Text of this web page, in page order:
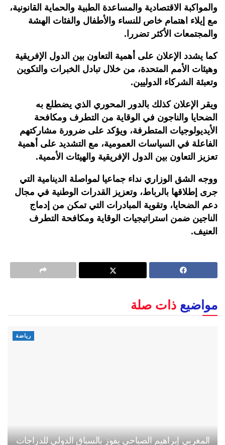
والمواكبة الاقتصادية والمساعدة الطبية والحماية القانونية،
مع إيلاء اهتمام خاص للنساء والأطفال والفئات الهشة
والمجتمعات الأكثر تضررا.
كما يشدد الإعلان على أهمية التعاون بين الدول الإفريقية
وهيئات الأمم المتحدة، من خلال تبادل الخبرات والتكوين
وتعبئة الشركاء الدوليين.
ويقر الإعلان كذلك بالدور المحوري الذي يضطلع به
الضحايا والناجون في الوقاية من التطرف ومكافحة
الأيديولوجيات المتطرفة، ويؤكد على ضرورة مشاركتهم
الفاعلة في السياسات العمومية، مع التشديد على أهمية
تعزيز التعاون بين الدول الإفريقية والهيئات الأممية.
ووجه الشق الوزاري نداء جماعيا لمواصلة الدينامية التي
جرى إطلاقها بالرباط، وتعزيز القدرات الوطنية في مجال
دعم الضحايا، وتقوية المبادرات التي تمكن من إدماج
الناجين ضمن استراتيجيات الوقاية ومكافحة التطرف
العنيف.
مواضيع ذات صلة
رياضة
المغربي إبراهيم الصباحي يفوز بالسباق الدولي للدراجات